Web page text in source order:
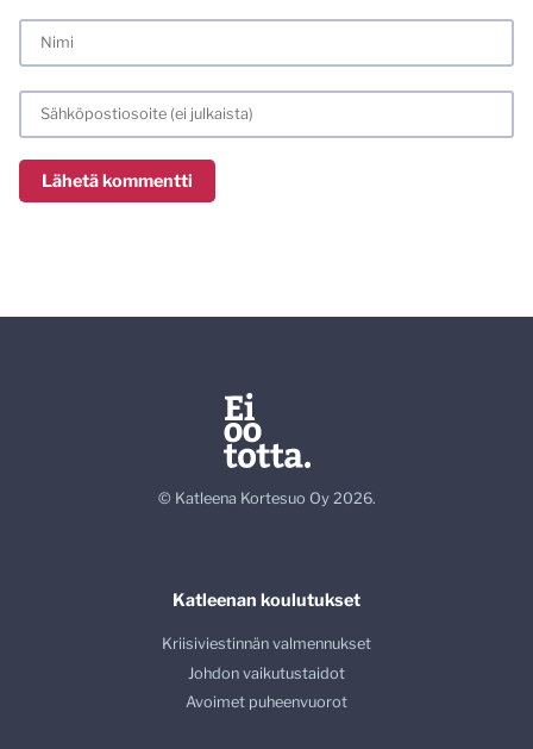
© Katleena Kortesuo Oy 2026.
Katleenan koulutukset
Kriisiviestinnän valmennukset
Johdon vaikutustaidot
Avoimet puheenvuorot